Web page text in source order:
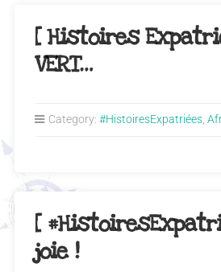
[ Histoires
VERT…
Category: #HistoiresExpatriées,
[
joie !